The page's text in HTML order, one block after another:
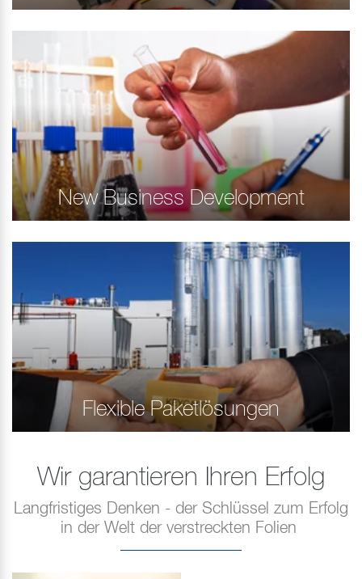
New Business Development
Flexible Paketlösungen
Wir garantieren Ihren Erfolg
Langfristiges Denken - der Schlüssel zum Erfolg
in der Welt der verstreckten Folien